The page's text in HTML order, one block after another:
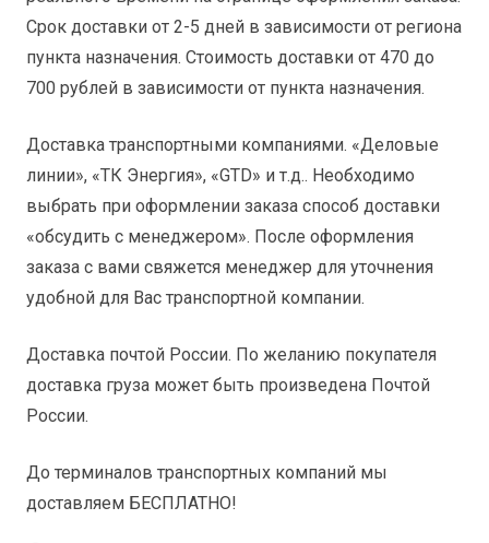
Срок доставки от 2-5 дней в зависимости от региона
пункта назначения. Стоимость доставки от 470 до
700 рублей в зависимости от пункта назначения.
Доставка транспортными компаниями. «Деловые
линии», «ТК Энергия», «GTD» и т.д.. Необходимо
выбрать при оформлении заказа способ доставки
«обсудить с менеджером». После оформления
заказа с вами свяжется менеджер для уточнения
удобной для Вас транспортной компании.
Доставка почтой России. По желанию покупателя
доставка груза может быть произведена Почтой
России.
До терминалов транспортных компаний мы
доставляем БЕСПЛАТНО!